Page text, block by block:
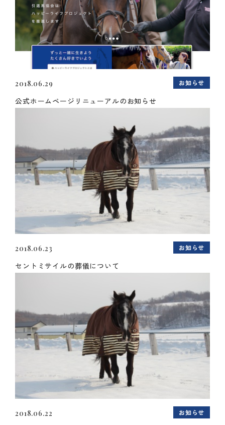
2018.06.29 お知らせ
公式ホームページリニューアルのお知らせ
2018.06.23 お知らせ
セントミサイルの葬儀について
2018.06.22 お知らせ